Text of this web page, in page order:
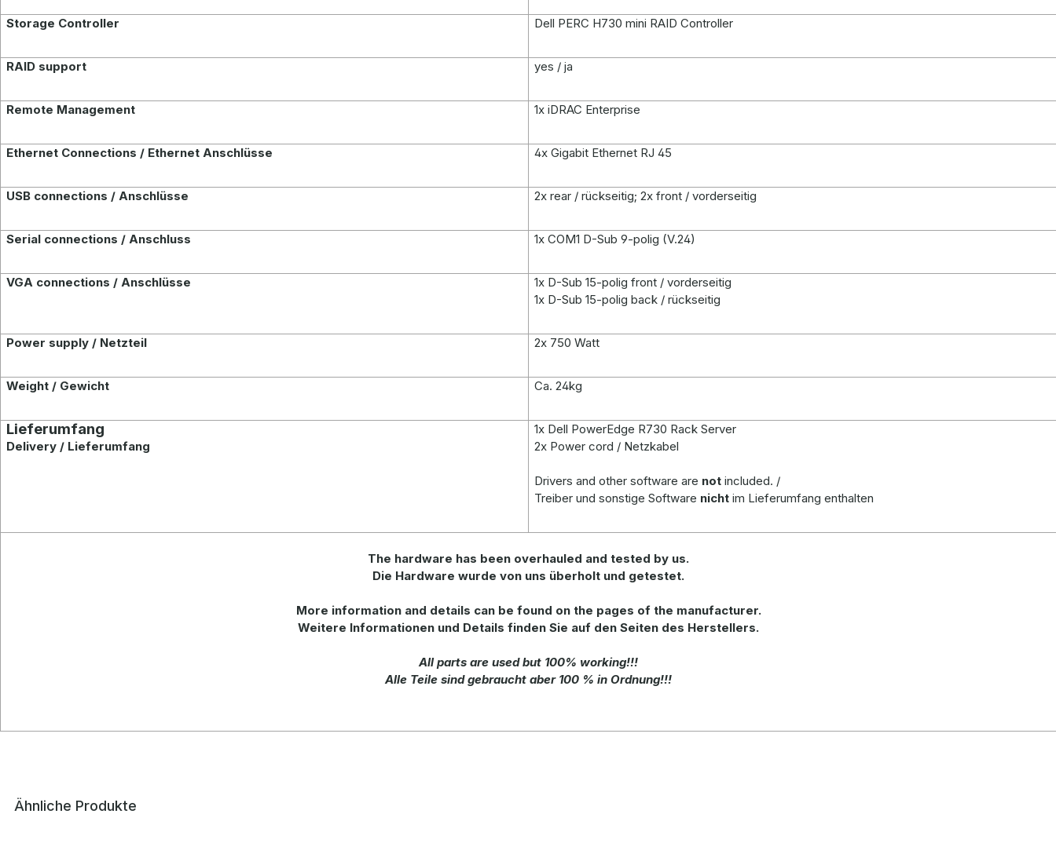
Storage Controller Dell PERC H730 mini RAID Controller
RAID support yes / ja
Remote Management 1x iDRAC Enterprise
Ethernet Connections / Ethernet Anschlüsse 4x Gigabit Ethernet RJ 45
USB connections / Anschlüsse 2x rear / rückseitig; 2x front / vorderseitig
Serial connections / Anschluss 1x COM1 D-Sub 9-polig (V.24)
VGA connections / Anschlüsse
1x D-Sub 15-polig front / vorderseitig
1x D-Sub 15-polig back / rückseitig
Power supply / Netzteil 2x 750 Watt
Weight / Gewicht Ca. 24kg
Lieferumfang
Delivery / Lieferumfang
1x Dell PowerEdge R730 Rack Server
2x Power cord / Netzkabel
Drivers and other software are not included. /
Treiber und sonstige Software nicht im Lieferumfang enthalten
The hardware has been overhauled and tested by us.
Die Hardware wurde von uns überholt und getestet.
More information and details can be found on the pages of the manufacturer.
Weitere Informationen und Details finden Sie auf den Seiten des Herstellers.
All parts are used but 100% working!!!
Alle Teile sind gebraucht aber 100 % in Ordnung!!!
Ähnliche Produkte